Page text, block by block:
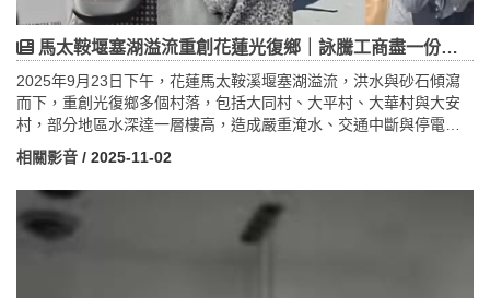
馬太鞍堰塞湖溢流重創花蓮光復鄉｜詠騰工商盡一份小小心力，與花蓮共度難關
2025年9月23日下午，花蓮馬太鞍溪堰塞湖溢流，洪水與砂石傾瀉
而下，重創光復鄉多個村落，包括大同村、大平村、大華村與大安
村，部分地區水深達一層樓高，造成嚴重淹水、交通中斷與停電停
水災情。這座堰塞湖起因於7月薇帕颱風引發崩塌阻塞河道所形成，
而在樺加沙颱風逼近時發生溢流，短短20分鐘內釀成大規模災害。
面對災情，詠騰工商從桃園出發，親赴花蓮災區投入救援，協助搬
運物資與清理災區，以實際行動表達對花蓮的關懷與支持。與此同
時，全台志工與「鏟子超人」團隊也陸續加入救災行列，展現台灣
相關影音 / 2025-11-02